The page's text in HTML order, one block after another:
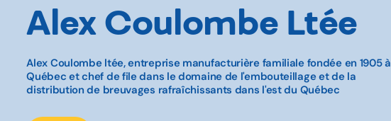
Alex Coulombe Ltée
Alex Coulombe ltée, entreprise manufacturière familiale fondée en 1905 à
Québec et chef de file dans le domaine de l'embouteillage et de la
distribution de breuvages rafraîchissants dans l'est du Québec